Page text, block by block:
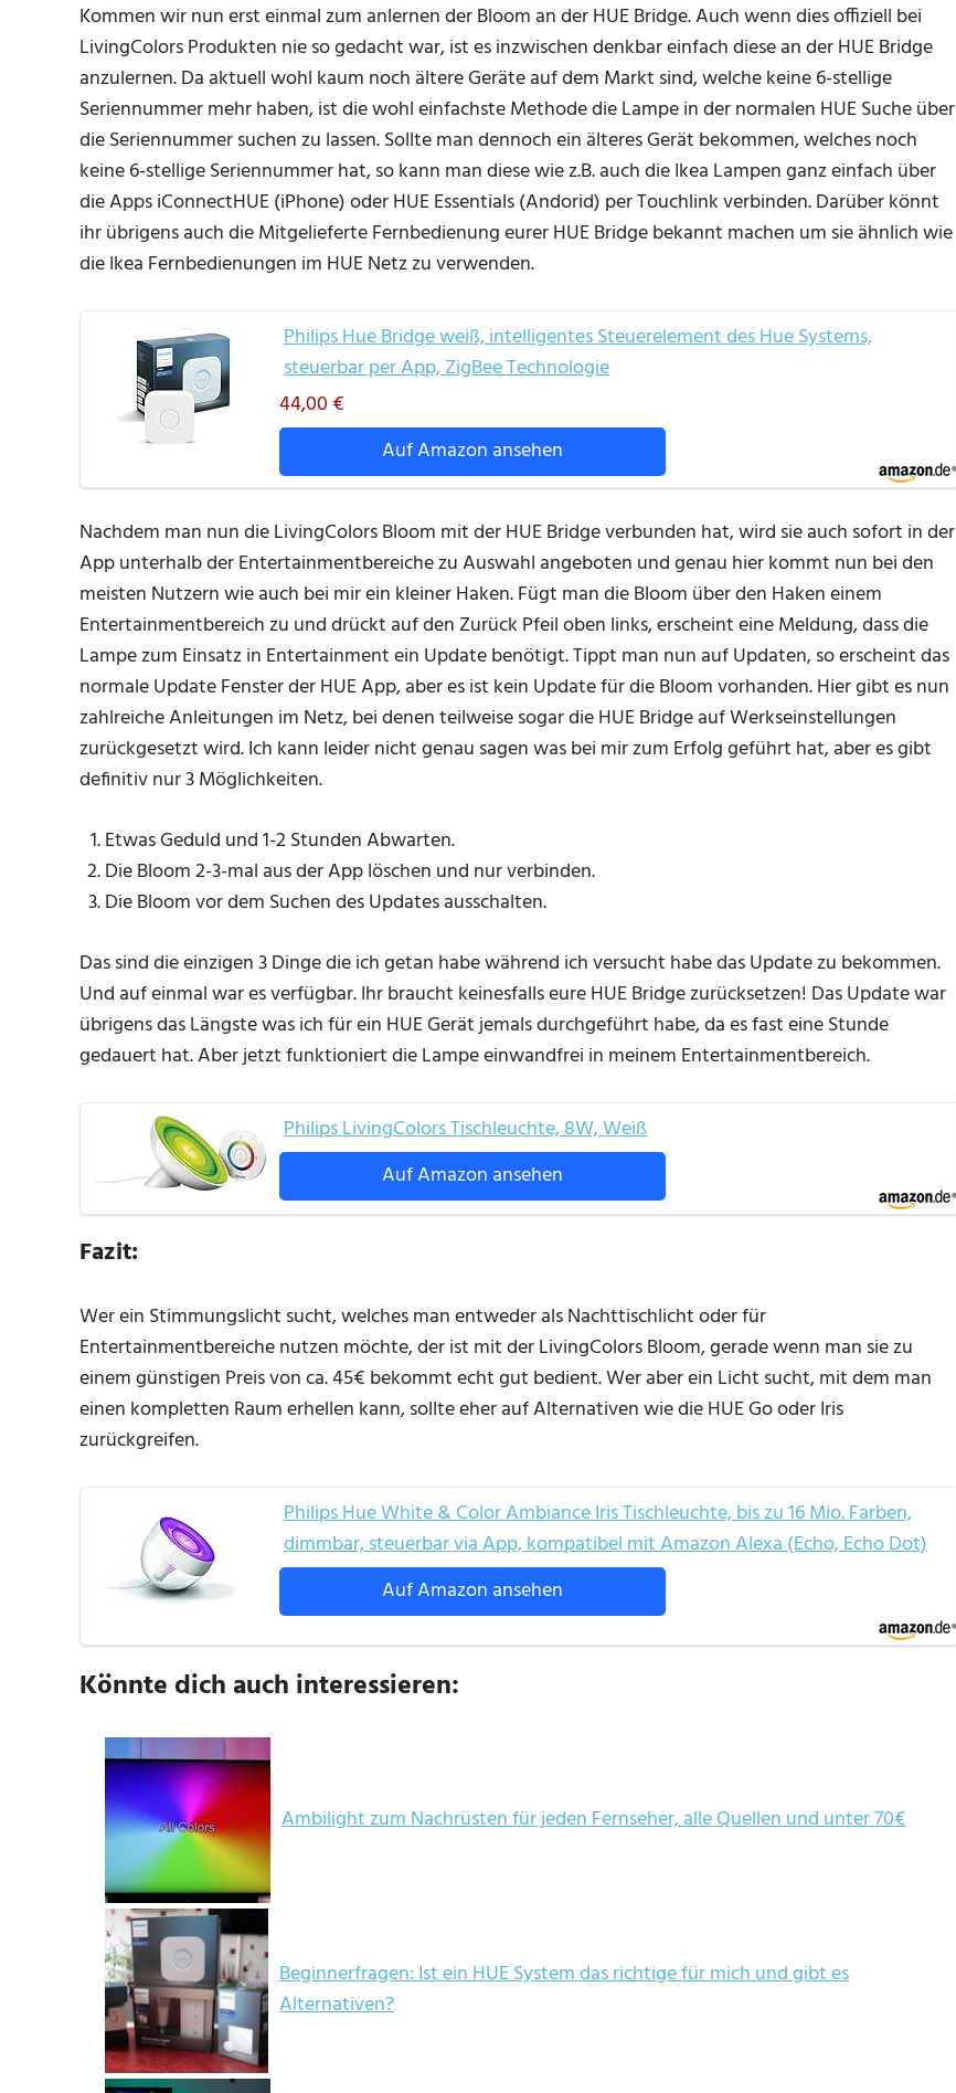
Kommen wir nun erst einmal zum anlernen der Bloom an der HUE Bridge. Auch wenn dies offiziell bei
LivingColors Produkten nie so gedacht war, ist es inzwischen denkbar einfach diese an der HUE Bridge
anzulernen. Da aktuell wohl kaum noch ältere Geräte auf dem Markt sind, welche keine 6-stellige
Seriennummer mehr haben, ist die wohl einfachste Methode die Lampe in der normalen HUE Suche über
die Seriennummer suchen zu lassen. Sollte man dennoch ein älteres Gerät bekommen, welches noch
keine 6-stellige Seriennummer hat, so kann man diese wie z.B. auch die Ikea Lampen ganz einfach über
die Apps iConnectHUE (iPhone) oder HUE Essentials (Andorid) per Touchlink verbinden. Darüber könnt
ihr übrigens auch die Mitgelieferte Fernbedienung eurer HUE Bridge bekannt machen um sie ähnlich wie
die Ikea Fernbedienungen im HUE Netz zu verwenden.
Philips Hue Bridge weiß, intelligentes Steuerelement des Hue Systems,
steuerbar per App, ZigBee Technologie
44,00 €
Auf Amazon ansehen
Nachdem man nun die LivingColors Bloom mit der HUE Bridge verbunden hat, wird sie auch sofort in der
App unterhalb der Entertainmentbereiche zu Auswahl angeboten und genau hier kommt nun bei den
meisten Nutzern wie auch bei mir ein kleiner Haken. Fügt man die Bloom über den Haken einem
Entertainmentbereich zu und drückt auf den Zurück Pfeil oben links, erscheint eine Meldung, dass die
Lampe zum Einsatz in Entertainment ein Update benötigt. Tippt man nun auf Updaten, so erscheint das
normale Update Fenster der HUE App, aber es ist kein Update für die Bloom vorhanden. Hier gibt es nun
zahlreiche Anleitungen im Netz, bei denen teilweise sogar die HUE Bridge auf Werkseinstellungen
zurückgesetzt wird. Ich kann leider nicht genau sagen was bei mir zum Erfolg geführt hat, aber es gibt
definitiv nur 3 Möglichkeiten.
Etwas Geduld und 1-2 Stunden Abwarten.
Die Bloom 2-3-mal aus der App löschen und nur verbinden.
Die Bloom vor dem Suchen des Updates ausschalten.
Das sind die einzigen 3 Dinge die ich getan habe während ich versucht habe das Update zu bekommen.
Und auf einmal war es verfügbar. Ihr braucht keinesfalls eure HUE Bridge zurücksetzen! Das Update war
übrigens das Längste was ich für ein HUE Gerät jemals durchgeführt habe, da es fast eine Stunde
gedauert hat. Aber jetzt funktioniert die Lampe einwandfrei in meinem Entertainmentbereich.
Philips LivingColors Tischleuchte, 8W, Weiß
Auf Amazon ansehen
Fazit:
Wer ein Stimmungslicht sucht, welches man entweder als Nachttischlicht oder für
Entertainmentbereiche nutzen möchte, der ist mit der LivingColors Bloom, gerade wenn man sie zu
einem günstigen Preis von ca. 45€ bekommt echt gut bedient. Wer aber ein Licht sucht, mit dem man
einen kompletten Raum erhellen kann, sollte eher auf Alternativen wie die HUE Go oder Iris
zurückgreifen.
Philips Hue White & Color Ambiance Iris Tischleuchte, bis zu 16 Mio. Farben,
dimmbar, steuerbar via App, kompatibel mit Amazon Alexa (Echo, Echo Dot)
Auf Amazon ansehen
Könnte dich auch interessieren:
Ambilight zum Nachrüsten für jeden Fernseher, alle Quellen und unter 70€
Beginnerfragen: Ist ein HUE System das richtige für mich und gibt es
Alternativen?